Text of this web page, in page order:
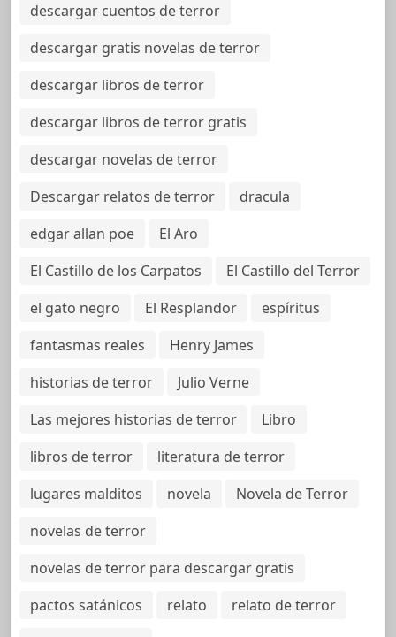
descargar cuentos de terror
descargar gratis novelas de terror
descargar libros de terror
descargar libros de terror gratis
descargar novelas de terror
Descargar relatos de terror
dracula
edgar allan poe
El Aro
El Castillo de los Carpatos
El Castillo del Terror
el gato negro
El Resplandor
espíritus
fantasmas reales
Henry James
historias de terror
Julio Verne
Las mejores historias de terror
Libro
libros de terror
literatura de terror
lugares malditos
novela
Novela de Terror
novelas de terror
novelas de terror para descargar gratis
pactos satánicos
relato
relato de terror